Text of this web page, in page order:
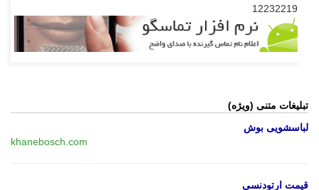
12232219
تبلیغات متنی (ویژه)
لباسشویی بوش
khanebosch.com
قیمت ارتودنسی